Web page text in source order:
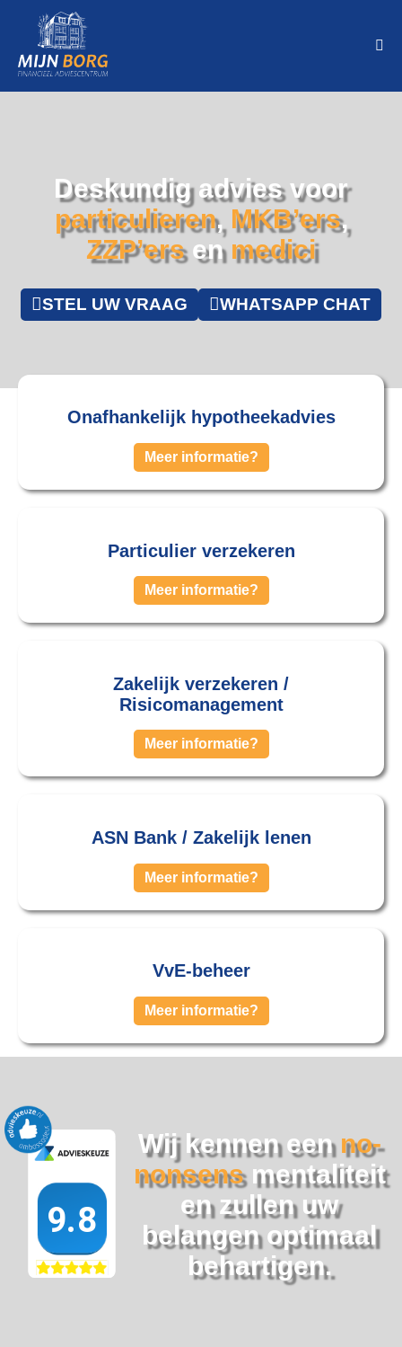
Deskundig advies voor
particulieren, MKB’ers,
ZZP’ersenmedici
STEL UW VRAAG WHATSAPP CHAT
Onafhankelijk hypotheekadvies
Meer informatie?
Particulier verzekeren
Meer informatie?
Zakelijk verzekeren /
Risicomanagement
Meer informatie?
ASN Bank / Zakelijk lenen
Meer informatie?
VvE-beheer
Meer informatie?
Wij kennen eenno-
nonsensmentaliteit
en zullen uw
belangen optimaal
behartigen.